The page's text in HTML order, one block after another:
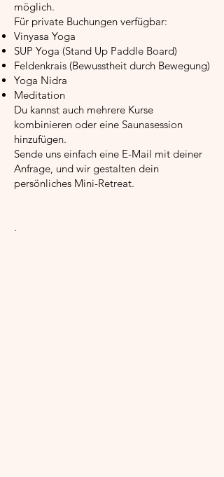
möglich.
Für private Buchungen verfügbar:
Vinyasa Yoga
SUP Yoga (Stand Up Paddle Board)
Feldenkrais (Bewusstheit durch Bewegung)
Yoga Nidra
Meditation
Du kannst auch mehrere Kurse
kombinieren oder eine Saunasession
hinzufügen.
Sende uns einfach eine E-Mail mit deiner
Anfrage, und wir gestalten dein
persönliches Mini-Retreat.
.